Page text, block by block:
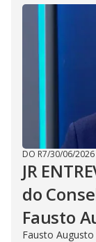
DO R7/30/06/2026
JR
do
Fausto
Fausto